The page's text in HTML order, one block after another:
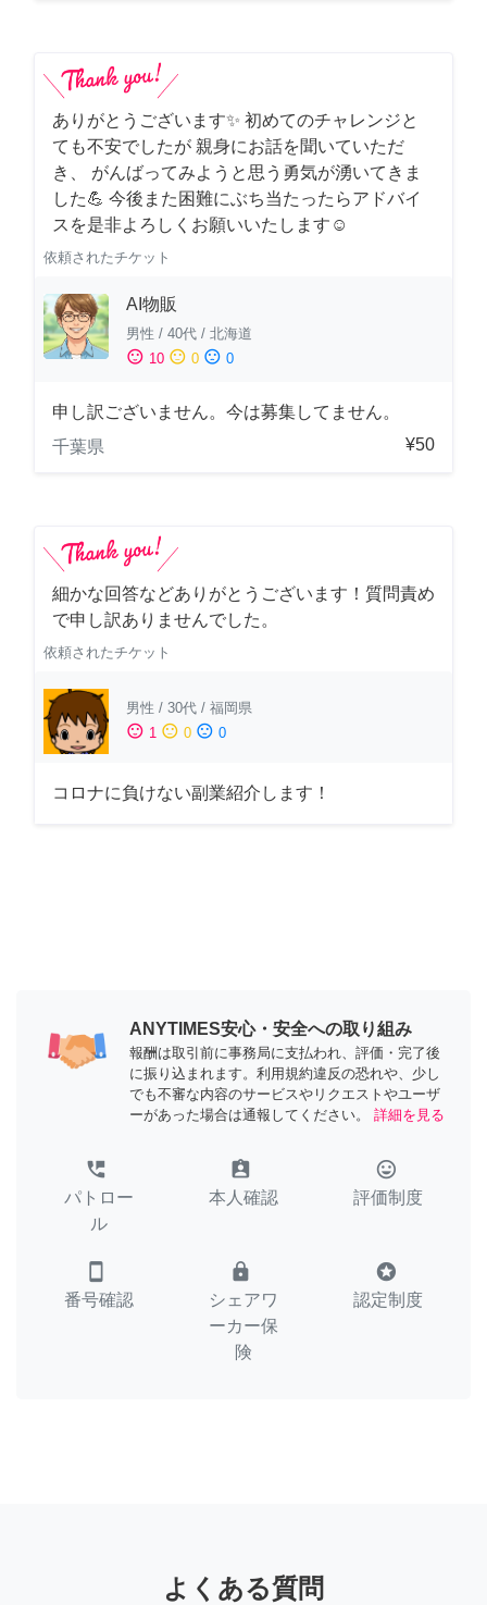
ありがとうございます✨ 初めてのチャレンジと
ても不安でしたが 親身にお話を聞いていただ
き、 がんばってみようと思う勇気が湧いてきま
した💪 今後また困難にぶち当たったらアドバイ
スを是非よろしくお願いいたします☺️
依頼されたチケット
AI物販
男性 / 40代 / 北海道
sentiment_satisfied 10 sentiment_neutral 0 sentiment_dissatisfied 0
申し訳ございません。今は募集してません。
千葉県
¥50
細かな回答などありがとうございます！質問責め
で申し訳ありませんでした。
依頼されたチケット
男性 / 30代 / 福岡県
sentiment_satisfied 1 sentiment_neutral 0 sentiment_dissatisfied 0
コロナに負けない副業紹介します！
ANYTIMES安心・安全への取り組み
報酬は取引前に事務局に支払われ、評価・完了後
に振り込まれます。利用規約違反の恐れや、少し
でも不審な内容のサービスやリクエストやユーザ
ーがあった場合は通報してください。
詳細を見る
perm_phone_msg
パトロー
ル
assignment_ind
本人確認
tag_faces
評価制度
smartphone
番号確認
lock
シェアワ
ーカー保
険
stars
認定制度
よくある質問